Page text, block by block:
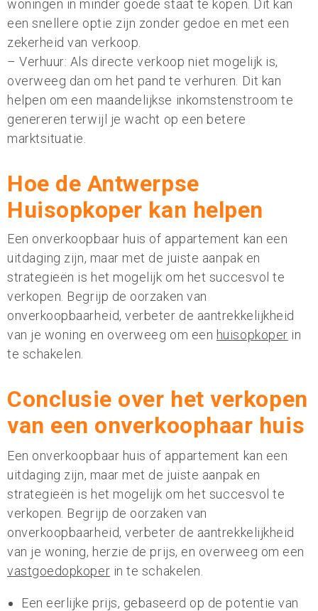
woningen in minder goede staat te kopen. Dit kan
een snellere optie zijn zonder gedoe en met een
zekerheid van verkoop.
– Verhuur: Als directe verkoop niet mogelijk is,
overweeg dan om het pand te verhuren. Dit kan
helpen om een maandelijkse inkomstenstroom te
genereren terwijl je wacht op een betere
marktsituatie.
Hoe de Antwerpse
Huisopkoper kan helpen
Een onverkoopbaar huis of appartement kan een
uitdaging zijn, maar met de juiste aanpak en
strategieën is het mogelijk om het succesvol te
verkopen. Begrijp de oorzaken van
onverkoopbaarheid, verbeter de aantrekkelijkheid
van je woning en overweeg om een huisopkoper in
te schakelen.
Conclusie over het verkopen
van een onverkoophaar huis
Een onverkoopbaar huis of appartement kan een
uitdaging zijn, maar met de juiste aanpak en
strategieën is het mogelijk om het succesvol te
verkopen. Begrijp de oorzaken van
onverkoopbaarheid, verbeter de aantrekkelijkheid
van je woning, herzie de prijs, en overweeg om een
vastgoedopkoper in te schakelen.
Een eerlijke prijs, gebaseerd op de potentie van